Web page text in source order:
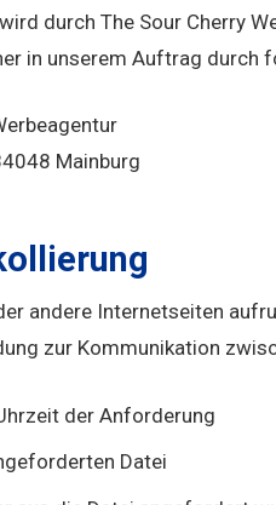
durch The Sour Cherry
in unserem Auftrag durch
Mainburg
andere Internetseiten
zur Kommunikation
der Anforderung
Datei